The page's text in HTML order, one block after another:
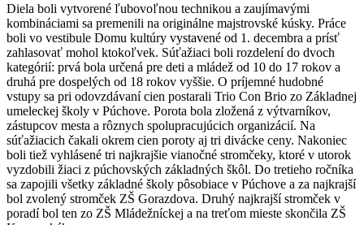
Diela boli vytvorené ľubovoľnou technikou a zaujímavými
kombináciami sa premenili na originálne majstrovské kúsky. Práce
boli vo vestibule Domu kultúry vystavené od 1. decembra a prísť
zahlasovať mohol ktokoľvek. Súťažiaci boli rozdelení do dvoch
kategórií: prvá bola určená pre deti a mládež od 10 do 17 rokov a
druhá pre dospelých od 18 rokov vyššie. O príjemné hudobné
vstupy sa pri odovzdávaní cien postarali Trio Con Brio zo Základnej
umeleckej školy v Púchove. Porota bola zložená z výtvarníkov,
zástupcov mesta a rôznych spolupracujúcich organizácií. Na
súťažiacich čakali okrem cien poroty aj tri divácke ceny. Nakoniec
boli tiež vyhlásené tri najkrajšie vianočné stromčeky, ktoré v utorok
vyzdobili žiaci z púchovských základných škôl. Do tretieho ročníka
sa zapojili všetky základné školy pôsobiace v Púchove a za najkrajší
bol zvolený stromček ZŠ Gorazdova. Druhý najkrajší stromček v
poradí bol ten zo ZŠ Mládežníckej a na treťom mieste skončila ZŠ